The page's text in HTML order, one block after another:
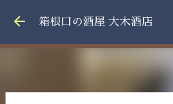
スキップしてメイン
箱根口の酒屋 大木酒店